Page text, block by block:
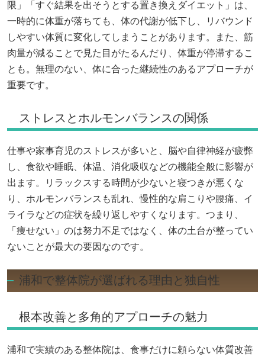
限」「すぐ結果を出そうとする置き換えダイエット」は、
一時的に体重が落ちても、体の代謝が低下し、リバウンド
しやすい体質に変化してしまうことがあります。また、筋
肉量が減ることで見た目がたるんだり、体重が停滞するこ
とも。無理のない、体に合った継続性のあるアプローチが
重要です。
ストレスとホルモンバランスの関係
仕事や家事育児のストレスが多いと、脳や自律神経が疲弊
し、食欲や睡眠、体温、消化吸収などの機能全般に影響が
出ます。リラックスする時間が少ないと寝つきが悪くな
り、ホルモンバランスも乱れ、慢性的な肩こりや腰痛、イ
ライラなどの症状を繰り返しやすくなります。つまり、
「痩せない」のは努力不足ではなく、体の土台が整ってい
ないことが最大の要因なのです。
浦和で整体院が選ばれる理由と独自性
根本改善と多角的アプローチの魅力
浦和で実績のある整体院は、食事だけに頼らない体質改善